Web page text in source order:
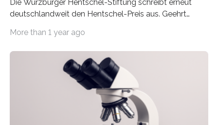
Die Würzburger Hentschel-Stiftung schreibt erneut
deutschlandweit den Hentschel-Preis aus. Geehrt
hochrangige wissenschaftliche Publikation zum Thema
Schlaganfall“ mit Sitz in Würzburg fördert die
Schlaganfallforschung, um die Behandlung der
Betroffenen zu verbessern. Dazu schreibt sie auch in
diesem Jahr wieder deutschlandweit den Hentschel-
Preis aus. Er richtet sich gezielt an jüngere
Forscherinnen und Forscher unter 40 Jahren. Geehrt
More than 1 year ago